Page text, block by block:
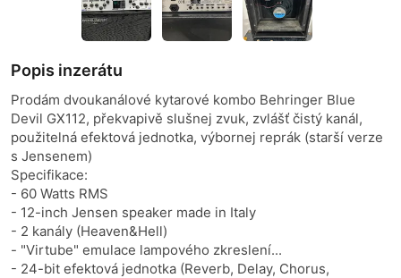
Popis inzerátu
Prodám dvoukanálové kytarové kombo Behringer Blue
Devil GX112, překvapivě slušnej zvuk, zvlášť čistý kanál,
použitelná efektová jednotka, výbornej reprák (starší verze
s Jensenem)
Specifikace:
- 60 Watts RMS
- 12-inch Jensen speaker made in Italy
- 2 kanály (Heaven&Hell)
- "Virtube" emulace lampového zkreslení...
- 24-bit efektová jednotka (Reverb, Delay, Chorus,